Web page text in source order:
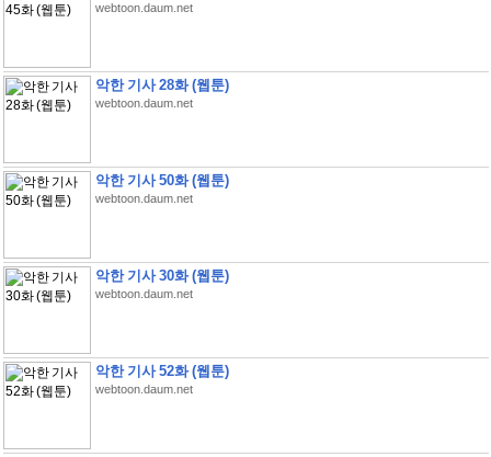
webtoon.daum.net
악한 기사 28화 (웹툰)
webtoon.daum.net
악한 기사 50화 (웹툰)
webtoon.daum.net
악한 기사 30화 (웹툰)
webtoon.daum.net
악한 기사 52화 (웹툰)
webtoon.daum.net